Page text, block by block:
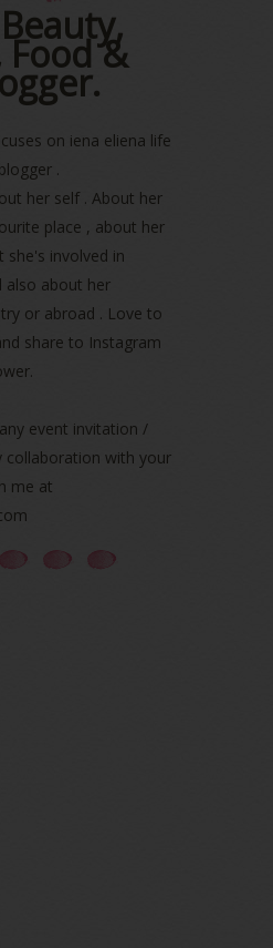
Food &
on iena eliena life
.
her self . About her
place , about her
she's involved in
also about her
or abroad . Love to
share to Instagram
event invitation /
collaboration with your
me at